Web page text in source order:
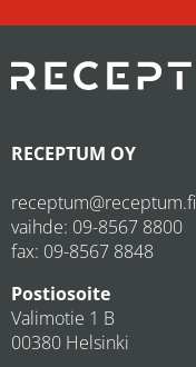
RECEPTUM OY
receptum@receptum.fi
vaihde: 09-8567 8800
fax: 09-8567 8848
Postiosoite
Valimotie 1 B
00380 Helsinki